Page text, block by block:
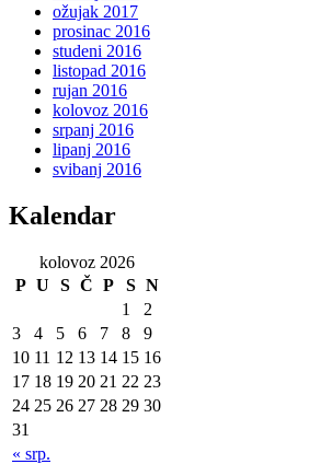
ožujak 2017
prosinac 2016
studeni 2016
listopad 2016
rujan 2016
kolovoz 2016
srpanj 2016
lipanj 2016
svibanj 2016
Kalendar
kolovoz 2026
P U S Č P S N
« srp.
1
2
3
4 5 6 7 8
9
10 11 12 13 14 15 16
17 18 19 20 21 22 23
24 25 26 27 28 29 30
31